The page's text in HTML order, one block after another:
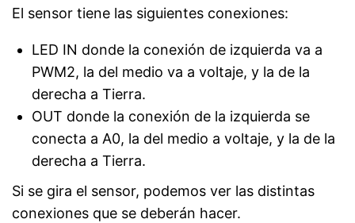
El sensor tiene las siguientes conexiones:
LED IN donde la conexión de izquierda va a
PWM2, la del medio va a voltaje, y la de la
derecha a Tierra.
OUT donde la conexión de la izquierda se
conecta a A0, la del medio a voltaje, y la de la
derecha a Tierra.
Si se gira el sensor, podemos ver las distintas
conexiones que se deberán hacer.